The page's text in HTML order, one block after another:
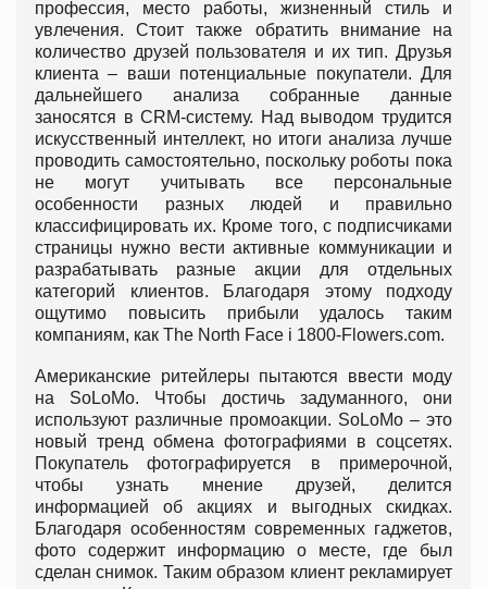
профессия, место работы, жизненный стиль и
увлечения. Стоит также обратить внимание на
количество друзей пользователя и их тип. Друзья
клиента – ваши потенциальные покупатели. Для
дальнейшего анализа собранные данные
заносятся в CRM-систему. Над выводом трудится
искусственный интеллект, но итоги анализа лучше
проводить самостоятельно, поскольку роботы пока
не могут учитывать все персональные
особенности разных людей и правильно
классифицировать их. Кроме того, с подписчиками
страницы нужно вести активные коммуникации и
разрабатывать разные акции для отдельных
категорий клиентов. Благодаря этому подходу
ощутимо повысить прибыли удалось таким
компаниям, как The North Face і 1800-Flowers.com.
Американские ритейлеры пытаются ввести моду
на SoLoMo. Чтобы достичь задуманного, они
используют различные промоакции. SoLoMo – это
новый тренд обмена фотографиями в соцсетях.
Покупатель фотографируется в примерочной,
чтобы узнать мнение друзей, делится
информацией об акциях и выгодных скидках.
Благодаря особенностям современных гаджетов,
фото содержит информацию о месте, где был
сделан снимок. Таким образом клиент рекламирует